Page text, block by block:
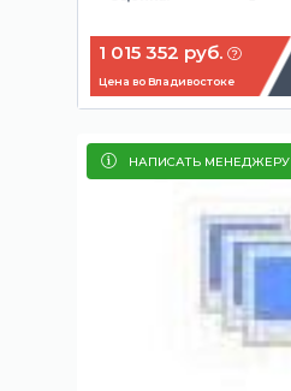
1 015 352 руб.
Цена во Владивостоке
НАПИСАТЬ МЕНЕДЖЕРУ